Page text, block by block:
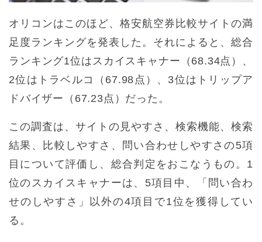
オリコンはこのほど、格安航空券比較サイトの満
足度ランキングを発表した。それによると、総合
ランキング1位はスカイスキャナー（68.34点）、
2位はトラベルコ（67.98点）、3位はトリップア
ドバイザー（67.23点）だった。
この調査は、サイトの見やすさ、検索機能、検索
結果、比較しやすさ、問い合わせしやすさの5項
目について評価し、総合判定をおこなうもの。1
位のスカイスキャナーは、5項目中、「問い合わ
せのしやすさ」以外の4項目で1位を獲得してい
る。